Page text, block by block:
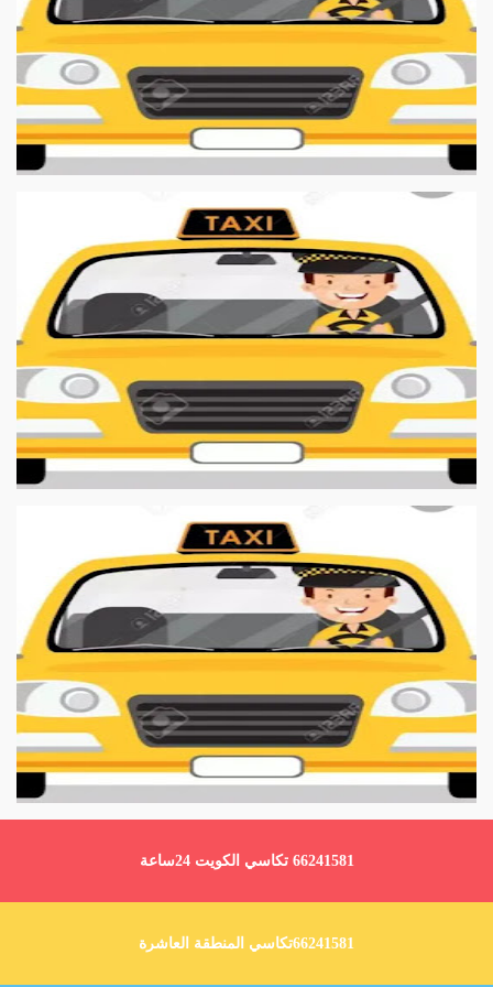
66241581 تكاسي الكويت 24ساعة
66241581تكاسي المنطقة العاشرة